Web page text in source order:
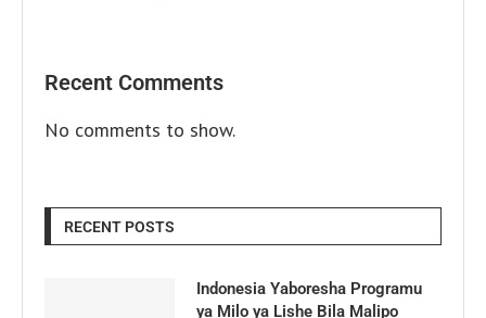
Recent Comments
No comments to show.
RECENT POSTS
Indonesia Yaboresha Programu
ya Milo ya Lishe Bila Malipo